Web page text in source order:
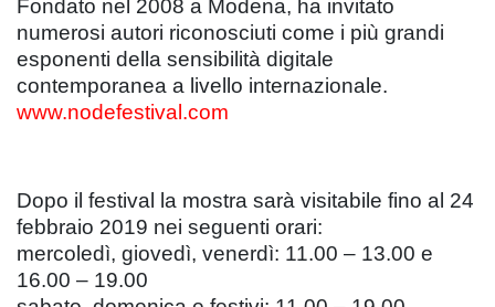
Fondato nel 2008 a Modena, ha invitato
numerosi autori riconosciuti come i più grandi
esponenti della sensibilità digitale
contemporanea a livello internazionale.
www.nodefestival.com
Dopo il festival la mostra sarà visitabile fino al 24
febbraio 2019 nei seguenti orari:
mercoledì, giovedì, venerdì: 11.00 – 13.00 e
16.00 – 19.00